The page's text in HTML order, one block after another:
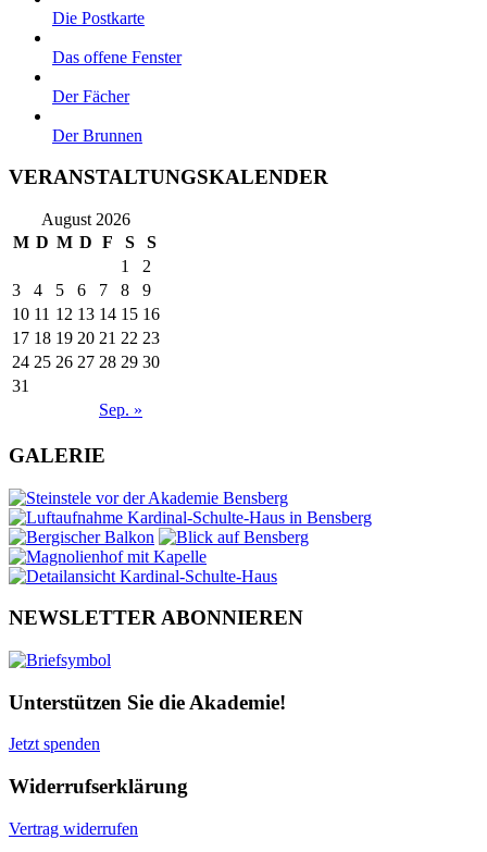
Die Postkarte
Das offene Fenster
Der Fächer
Der Brunnen
VERANSTALTUNGSKALENDER
August 2026
M D M D F S S
Sep. »
1
2
3
4 5 6 7 8
9
10 11 12 13 14 15 16
17 18 19 20 21 22 23
24 25 26 27 28 29 30
31
GALERIE
NEWSLETTER ABONNIEREN
Unterstützen Sie die Akademie!
Jetzt spenden
Widerrufserklärung
Vertrag widerrufen